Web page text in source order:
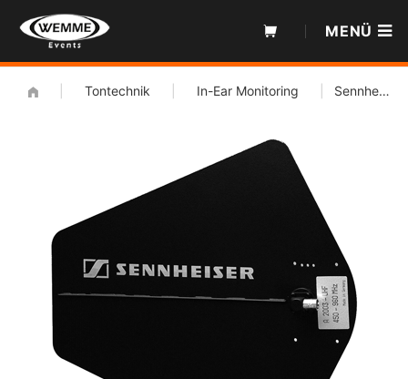
Inhalt
MENÜ
Tontechnik In-Ear Monitoring Sennheiser A 2003-UHF Richtantenne